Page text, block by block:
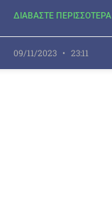
ΔΙΑΒΑΣΤΕ ΠΕΡΙΣΣΟΤΕΡΑ
09/11/2023 23:11